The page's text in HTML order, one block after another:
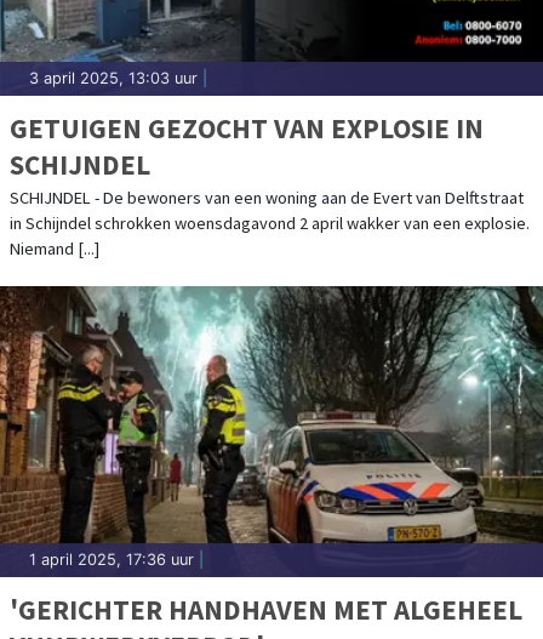
3 april 2025, 13:03 uur
GETUIGEN GEZOCHT VAN EXPLOSIE IN
SCHIJNDEL
SCHIJNDEL - De bewoners van een woning aan de Evert van Delftstraat
in Schijndel schrokken woensdagavond 2 april wakker van een explosie.
Niemand [...]
1 april 2025, 17:36 uur
'GERICHTER HANDHAVEN MET ALGEHEEL